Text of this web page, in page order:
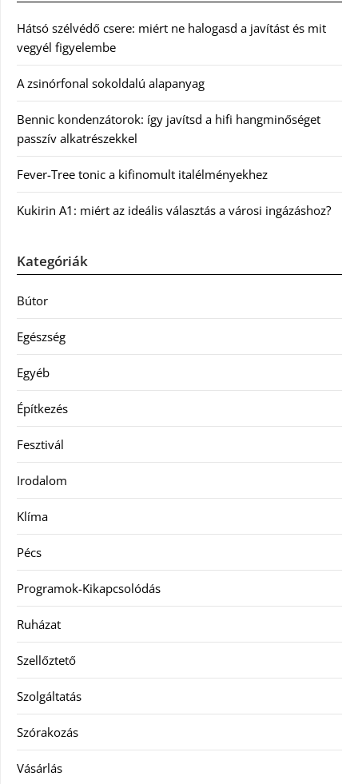
Hátsó szélvédő csere: miért ne halogasd a javítást és mit
vegyél figyelembe
A zsinórfonal sokoldalú alapanyag
Bennic kondenzátorok: így javítsd a hifi hangminőséget
passzív alkatrészekkel
Fever-Tree tonic a kifinomult italélményekhez
Kukirin A1: miért az ideális választás a városi ingázáshoz?
Kategóriák
Bútor
Egészség
Egyéb
Építkezés
Fesztivál
Irodalom
Klíma
Pécs
Programok-Kikapcsolódás
Ruházat
Szellőztető
Szolgáltatás
Szórakozás
Vásárlás